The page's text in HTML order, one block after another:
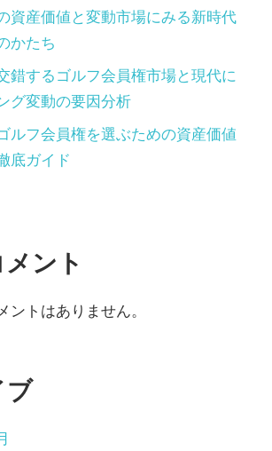
資産価値と変動市場にみる新時代
かたち
錯するゴルフ会員権市場と現代に
グ変動の要因分析
ルフ会員権を選ぶための資産価値
底ガイド
ント
ントはありません。
ブ